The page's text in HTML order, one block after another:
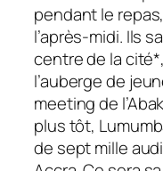
pendant le
l’après-midi. Ils
centre de la
l’auberge de
meeting de
plus tôt,
de sept mille